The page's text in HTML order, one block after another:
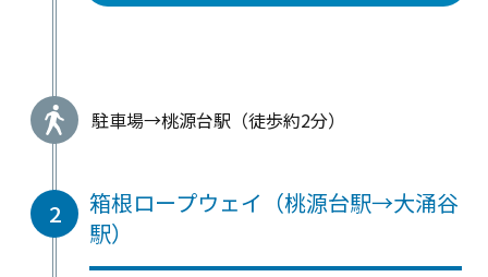
駐車場→桃源台駅（徒歩約2分）
2
箱根ロープウェイ（桃源台駅→大涌谷
駅）